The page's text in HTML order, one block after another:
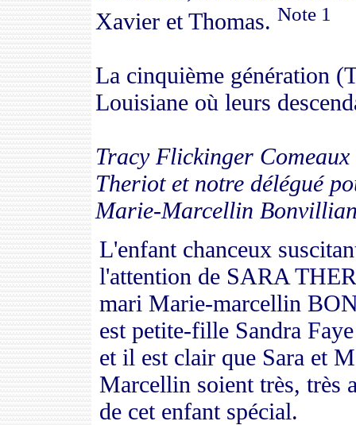
Xavier et Thomas. Note 1
La cinquième génération
Louisiane où leurs
Tracy Flickinger Comeaux
Theriot et notre délégué
Marie-Marcellin
L'enfant chanceux
l'attention de SARA
mari Marie-marcellin
est petite-fille Sandra
et il est clair que Sara et
Marcellin soient très, très
de cet enfant spécial.